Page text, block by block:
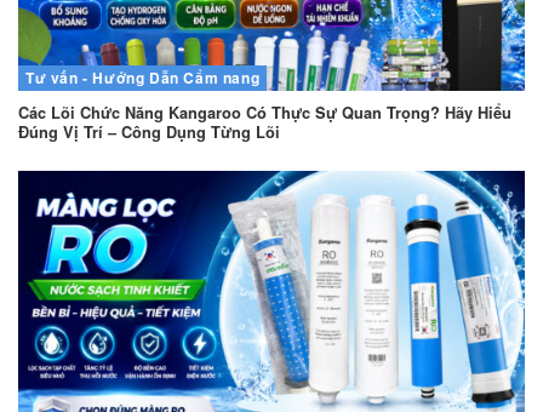
Tư vấn - Hướng Dẫn Cẩm nang
Các Lõi Chức Năng Kangaroo Có Thực Sự Quan Trọng? Hãy Hiểu
Đúng Vị Trí – Công Dụng Từng Lõi